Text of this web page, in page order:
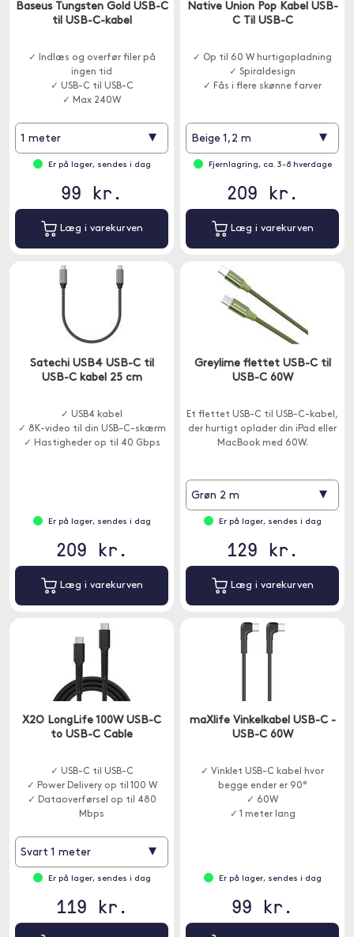
Baseus Tungsten Gold USB-C
til USB-C-kabel
✓ Indlæs og overfør filer på
ingen tid
✓ USB-C til USB-C
✓ Max 240W
1 meter ▾
Er på lager, sendes i dag
99 kr.
Læg i varekurven
Native Union Pop Kabel USB-
C Til USB-C
✓ Op til 60 W hurtigopladning
✓ Spiraldesign
✓ Fås i flere skønne farver
Beige 1,2 m ▾
Fjernlagring, ca. 3-8 hverdage
209 kr.
Læg i varekurven
Satechi USB4 USB-C til
USB-C kabel 25 cm
✓ USB4 kabel
✓ 8K-video til din USB-C-skærm
✓ Hastigheder op til 40 Gbps
Er på lager, sendes i dag
209 kr.
Læg i varekurven
Greylime flettet USB-C til
USB-C 60W
Et flettet USB-C til USB-C-kabel,
der hurtigt oplader din iPad eller
MacBook med 60W.
Grøn 2 m ▾
Er på lager, sendes i dag
129 kr.
Læg i varekurven
X2O LongLife 100W USB-C
to USB-C Cable
✓ USB-C til USB-C
✓ Power Delivery op til 100 W
✓ Dataoverførsel op til 480
Mbps
Svart 1 meter ▾
Er på lager, sendes i dag
119 kr.
maXlife Vinkelkabel USB-C -
USB-C 60W
✓ Vinklet USB-C kabel hvor
begge ender er 90°
✓ 60W
✓ 1 meter lang
Er på lager, sendes i dag
99 kr.